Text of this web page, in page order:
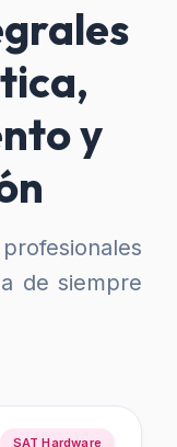
y
de siempre
SAT Hardware